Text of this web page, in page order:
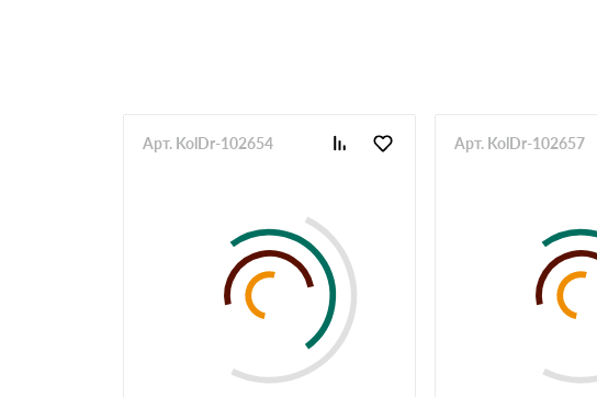
Арт. KolDr-102654 Арт. KolDr-102657